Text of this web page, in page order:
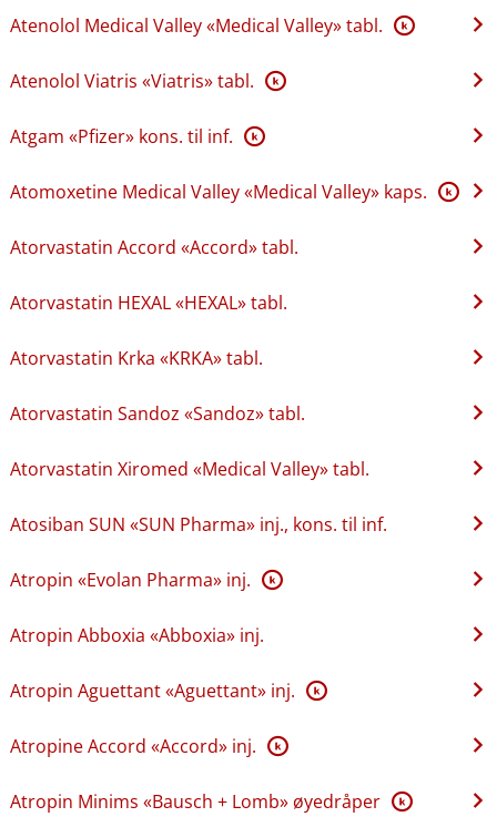
Atenolol Medical Valley «Medical Valley» tabl. K
Atenolol Viatris «Viatris» tabl. K
Atgam «Pfizer» kons. til inf. K
Atomoxetine Medical Valley «Medical Valley» kaps. K
Atorvastatin Accord «Accord» tabl.
Atorvastatin HEXAL «HEXAL» tabl.
Atorvastatin Krka «KRKA» tabl.
Atorvastatin Sandoz «Sandoz» tabl.
Atorvastatin Xiromed «Medical Valley» tabl.
Atosiban SUN «SUN Pharma» inj., kons. til inf.
Atropin «Evolan Pharma» inj. K
Atropin Abboxia «Abboxia» inj.
Atropin Aguettant «Aguettant» inj. K
Atropine Accord «Accord» inj. K
Atropin Minims «Bausch + Lomb» øyedråper K